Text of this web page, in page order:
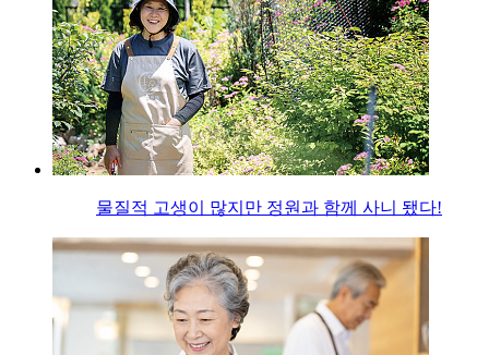
물질적 고생이 많지만 정원과 함께 사니 됐다!